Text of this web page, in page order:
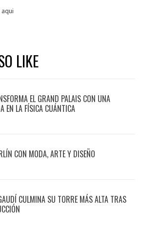
LIKE
EL GRAND PALAIS CON UNA
EN LA FÍSICA CUÁNTICA
CON MODA, ARTE Y DISEÑO
CULMINA SU TORRE MÁS ALTA TRAS